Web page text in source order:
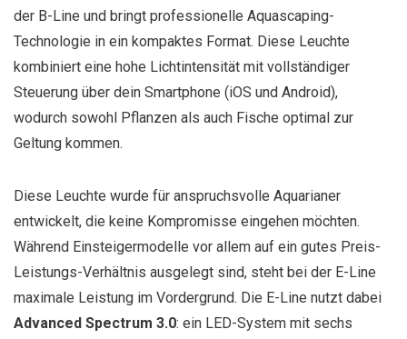
der B-Line und bringt professionelle Aquascaping-
Technologie in ein kompaktes Format. Diese Leuchte
kombiniert eine hohe Lichtintensität mit vollständiger
Steuerung über dein Smartphone (iOS und Android),
wodurch sowohl Pflanzen als auch Fische optimal zur
Geltung kommen.
Diese Leuchte wurde für anspruchsvolle Aquarianer
entwickelt, die keine Kompromisse eingehen möchten.
Während Einsteigermodelle vor allem auf ein gutes Preis-
Leistungs-Verhältnis ausgelegt sind, steht bei der E-Line
maximale Leistung im Vordergrund. Die E-Line nutzt dabei
Advanced Spectrum 3.0: ein LED-System mit sechs